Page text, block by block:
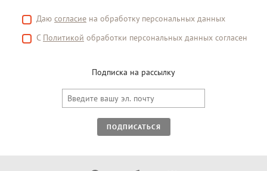
Даю согласие на обработку персональных данных
С Политикой обработки персональных данных согласен
Подписка на рассылку
ПОДПИСАТЬСЯ